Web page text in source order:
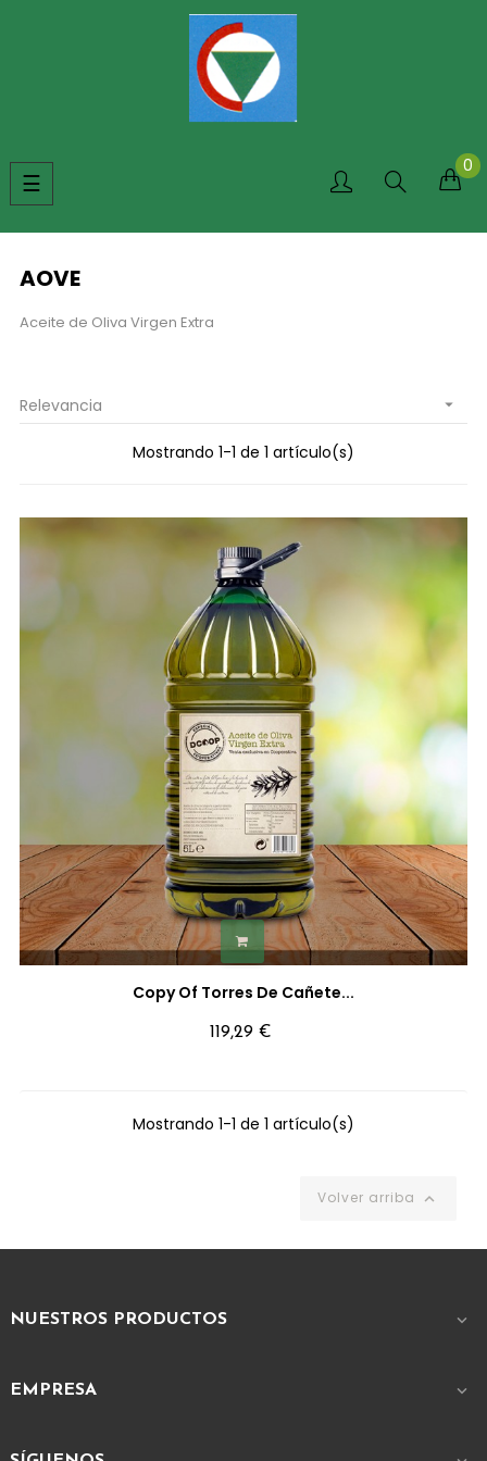
Navegación
de
palanca
☰
0
AOVE
Aceite de Oliva Virgen Extra
Relevancia 
Mostrando 1-1 de 1 artículo(s)
Copy Of Torres De Cañete...
Precio
119,29 €
Mostrando 1-1 de 1 artículo(s)
Volver arriba 
NUESTROS PRODUCTOS 
EMPRESA 